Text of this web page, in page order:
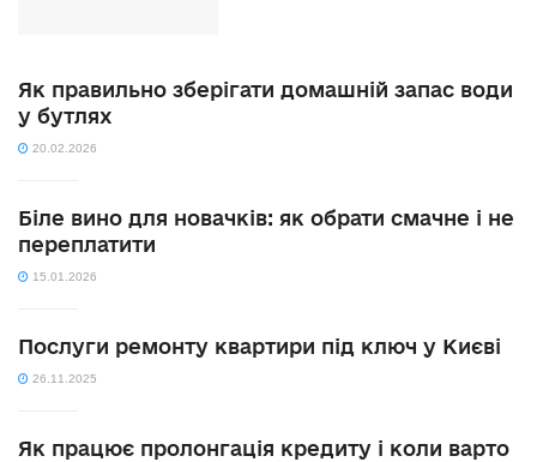
Як правильно зберігати домашній запас води
у бутлях
20.02.2026
Біле вино для новачків: як обрати смачне і не
переплатити
15.01.2026
Послуги ремонту квартири під ключ у Києві
26.11.2025
Як працює пролонгація кредиту і коли варто